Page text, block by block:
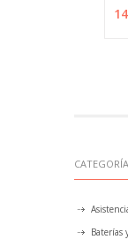
Baterías